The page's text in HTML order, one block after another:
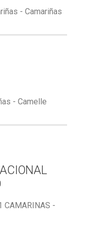
- Camariñas
- Camelle
CAMARINAS -